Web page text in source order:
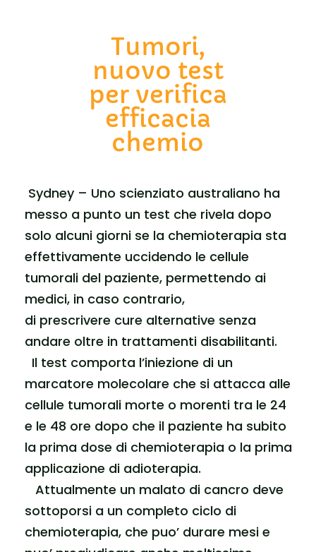
Tumori,
nuovo test
per verifica
efficacia
chemio
Sydney – Uno scienziato australiano ha
messo a punto un test che rivela dopo
solo alcuni giorni se la chemioterapia sta
effettivamente uccidendo le cellule
tumorali del paziente, permettendo ai
medici, in caso contrario,
di prescrivere cure alternative senza
andare oltre in trattamenti disabilitanti.
Il test comporta l’iniezione di un
marcatore molecolare che si attacca alle
cellule tumorali morte o morenti tra le 24
e le 48 ore dopo che il paziente ha subito
la prima dose di chemioterapia o la prima
applicazione di adioterapia.
Attualmente un malato di cancro deve
sottoporsi a un completo ciclo di
chemioterapia, che puo’ durare mesi e